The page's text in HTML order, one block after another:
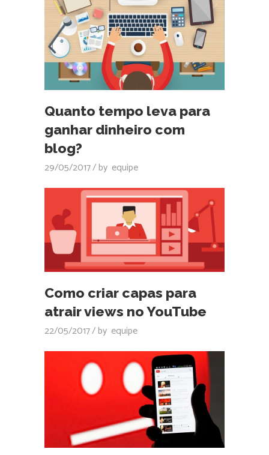
Quanto tempo leva para
ganhar dinheiro com
blog?
29/05/2017 by equipe
Como criar capas para
atrair views no YouTube
22/05/2017 by equipe